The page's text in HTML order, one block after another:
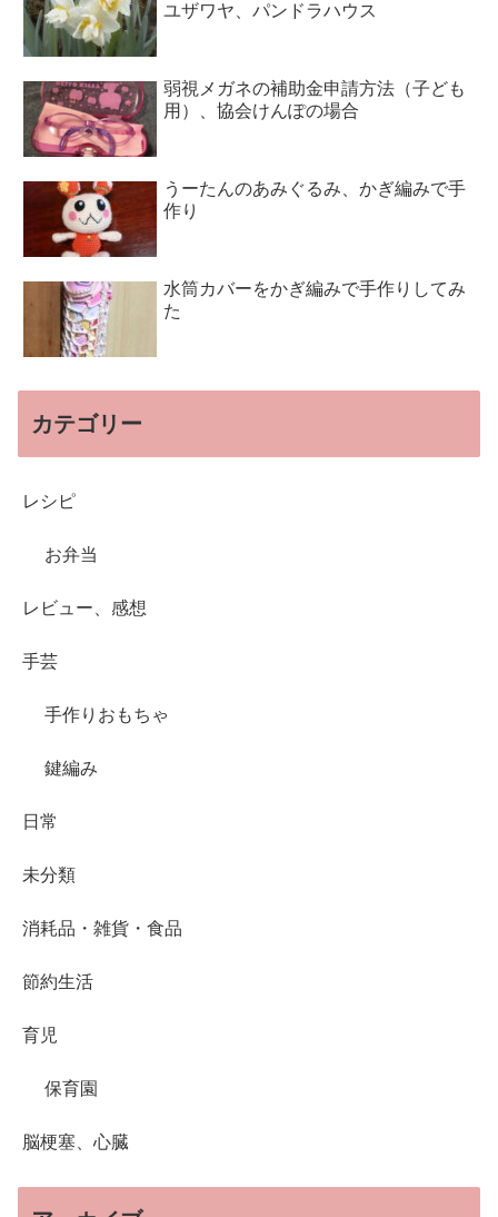
ユザワヤ、パンドラハウス
弱視メガネの補助金申請方法（子ども
用）、協会けんぽの場合
うーたんのあみぐるみ、かぎ編みで手
作り
水筒カバーをかぎ編みで手作りしてみ
た
カテゴリー
レシピ
お弁当
レビュー、感想
手芸
手作りおもちゃ
鍵編み
日常
未分類
消耗品・雑貨・食品
節約生活
育児
保育園
脳梗塞、心臓